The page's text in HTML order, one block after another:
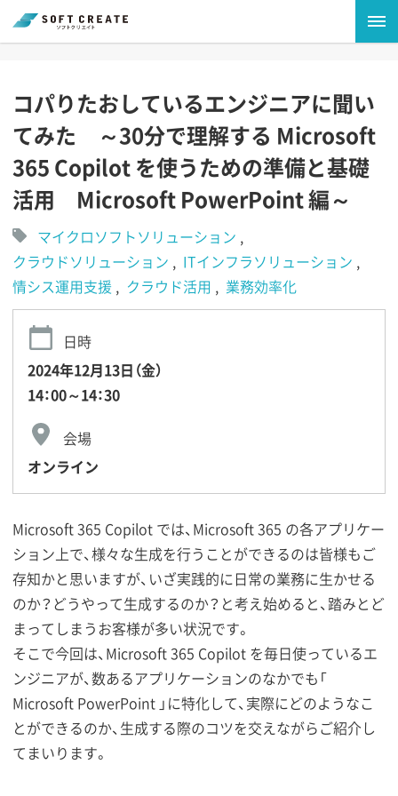
コパりたおしているエンジニアに聞い
てみた ～30分で理解する Microsoft
365 Copilot を使うための準備と基礎
活用 Microsoft PowerPoint 編～
マイクロソフトソリューション
クラウドソリューション
ITインフラソリューション
情シス運用支援
クラウド活用 業務効率化
日時
2024年12月13日（金）
14：00～14：30
会場
オンライン
Microsoft 365 Copilot では、Microsoft 365 の各アプリケー
ション上で、様々な生成を行うことができるのは皆様もご
存知かと思いますが、いざ実践的に日常の業務に生かせる
のか？どうやって生成するのか？と考え始めると、踏みとど
まってしまうお客様が多い状況です。
そこで今回は、Microsoft 365 Copilot を毎日使っているエ
ンジニアが、数あるアプリケーションのなかでも「
Microsoft PowerPoint 」に特化して、実際にどのようなこ
とができるのか、生成する際のコツを交えながらご紹介し
てまいります。